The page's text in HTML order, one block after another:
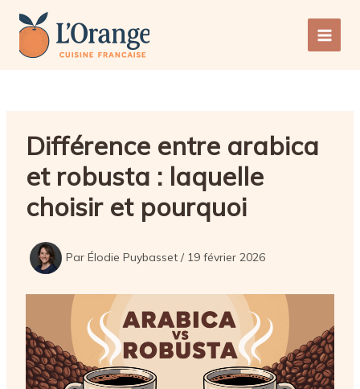
contenu
Main
Différence entre arabica
et robusta : laquelle
choisir et pourquoi
Par Élodie Puybasset / 19 février 2026